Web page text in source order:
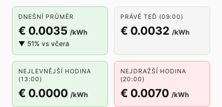
DNEŠNÍ PRŮMĚR
€ 0.0035 /kWh
▼ 51% vs včera
PRÁVĚ TEĎ (09:00)
€ 0.0032 /kWh
NEJLEVNĚJŠÍ HODINA
(13:00)
€ 0.0000 /kWh
NEJDRAŽŠÍ HODINA
(20:00)
€ 0.0070 /kWh